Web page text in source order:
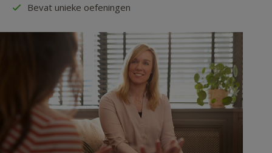
Bevat unieke oefeningen